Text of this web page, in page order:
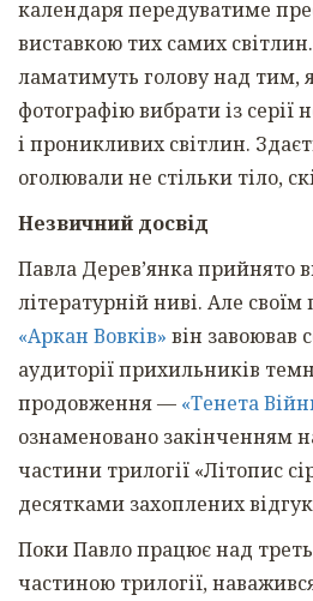
календаря передуватиме
виставкою тих самих
ламатимуть голову над тим,
фотографію вибрати із серії
і проникливих світлин.
оголювали не стільки тіло,
Незвичний досвід
Павла Дерев’янка прийнято
літературній ниві. Але
«Аркан Вовків» він завоював
аудиторії прихильників
продовження — «Тенета
ознаменовано закінченням
частини трилогії «Літопис
десятками захоплених
Поки Павло працює над
частиною трилогії,